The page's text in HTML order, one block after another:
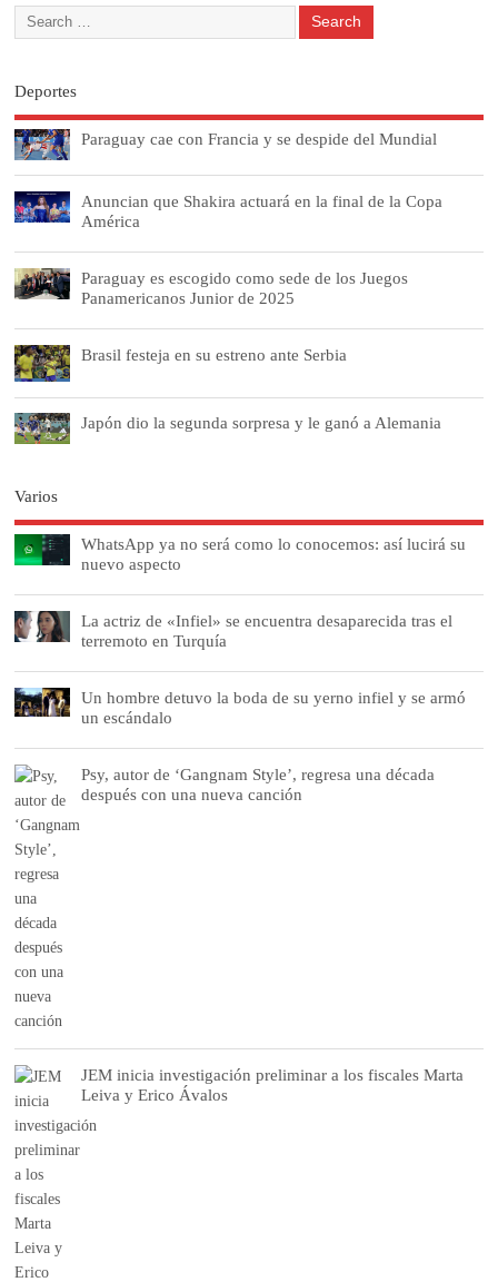
Deportes
Paraguay cae con Francia y se despide del Mundial
Anuncian que Shakira actuará en la final de la Copa
América
Paraguay es escogido como sede de los Juegos
Panamericanos Junior de 2025
Brasil festeja en su estreno ante Serbia
Japón dio la segunda sorpresa y le ganó a Alemania
Varios
WhatsApp ya no será como lo conocemos: así lucirá su
nuevo aspecto
La actriz de «Infiel» se encuentra desaparecida tras el
terremoto en Turquía
Un hombre detuvo la boda de su yerno infiel y se armó
un escándalo
Psy, autor de ‘Gangnam Style’, regresa una década
después con una nueva canción
JEM inicia investigación preliminar a los fiscales Marta
Leiva y Erico Ávalos